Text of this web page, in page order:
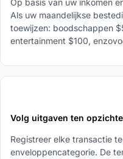
Als uw maandelijkse
toewijzen: boodschappen
entertainment $100,
Volg uitgaven ten
Registreer elke transactie
enveloppencategorie. De